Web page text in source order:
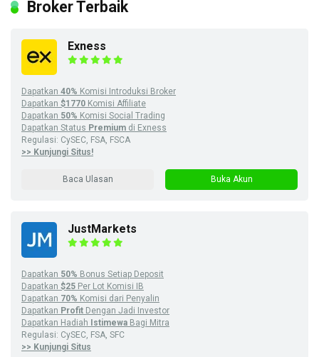
Broker Terbaik
Exness
Dapatkan 40% Komisi Introduksi Broker
Dapatkan $1770 Komisi Affiliate
Dapatkan 50% Komisi Social Trading
Dapatkan Status Premium di Exness
Regulasi: CySEC, FSA, FSCA
>> Kunjungi Situs!
Baca Ulasan Buka Akun
JustMarkets
Dapatkan 50% Bonus Setiap Deposit
Dapatkan $25 Per Lot Komisi IB
Dapatkan 70% Komisi dari Penyalin
Dapatkan Profit Dengan Jadi Investor
Dapatkan Hadiah
Istimewa Bagi Mitra
Regulasi: CySEC, FSA, SFC
>> Kunjungi Situs